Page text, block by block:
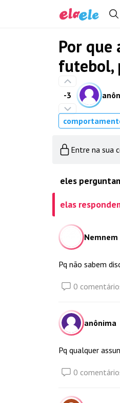
Por que
futebol,
-3
Entre na sua
eles
elas
Nemnem
Pq não sabem
0
anônima
Pq qualquer
0